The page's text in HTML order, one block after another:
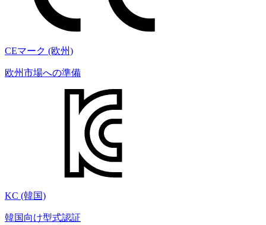
CEマーク (欧州)
欧州市場への準備
KC (韓国)
韓国向け型式認証